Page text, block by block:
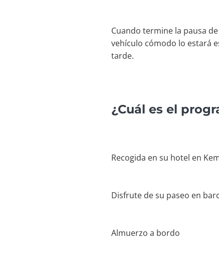
Cuando termine la pausa
vehículo cómodo lo estará
tarde.
¿Cuál es el
Recogida en su hotel en
Disfrute de su paseo en
Almuerzo a bordo